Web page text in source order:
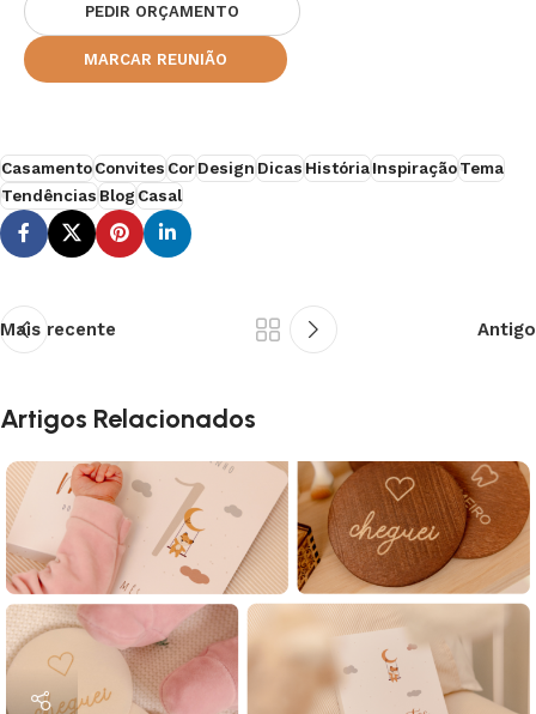
PEDIR ORÇAMENTO
MARCAR REUNIÃO
CasamentoConvitesCorDesignDicasHistóriaInspiraçãoTema
TendênciasBlogCasal
Mais recente Antigo
Artigos Relacionados